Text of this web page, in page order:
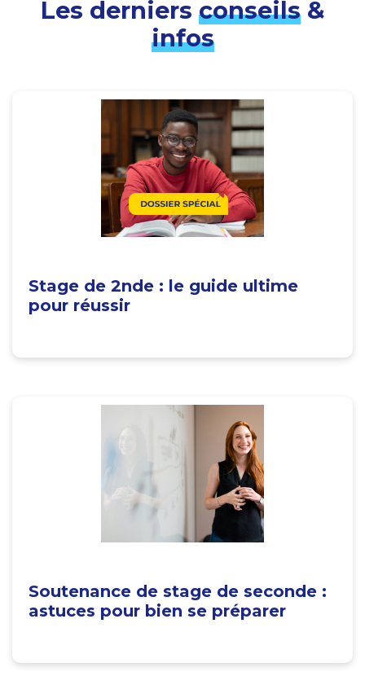
Les derniers conseils&
infos
Stage de 2nde : le guide ultime
pour réussir
Soutenance de stage de seconde :
astuces pour bien se préparer